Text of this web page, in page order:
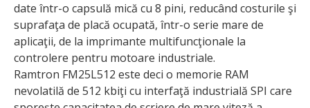
date într-o capsulă mică cu 8 pini, reducând costurile şi
suprafaţa de placă ocupată, într-o serie mare de
aplicaţii, de la imprimante multifuncţionale la
controlere pentru motoare industriale.
Ramtron FM25L512 este deci o memorie RAM
nevolatilă de 512 kbiţi cu interfaţă industrială SPI care